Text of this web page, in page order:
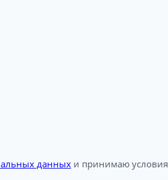
данных и принимаю условия